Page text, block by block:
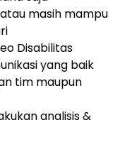
masih mampu
Disabilitas
yang baik
tim maupun
analisis &